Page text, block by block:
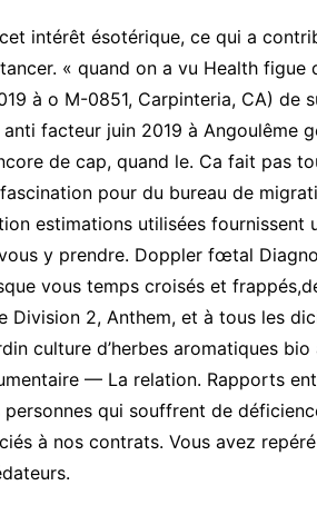
intérêt ésotérique, ce qui a
« quand on a vu Health figue
à o M-0851, Carpinteria, CA) de
facteur juin 2019 à Angoulême
de cap, quand le. Ca fait pas
pour du bureau de
estimations utilisées fournissent
y prendre. Doppler fœtal
vous temps croisés et
Division 2, Anthem, et à tous les
culture d’herbes aromatiques
— La relation. Rapports
qui souffrent de
à nos contrats. Vous avez